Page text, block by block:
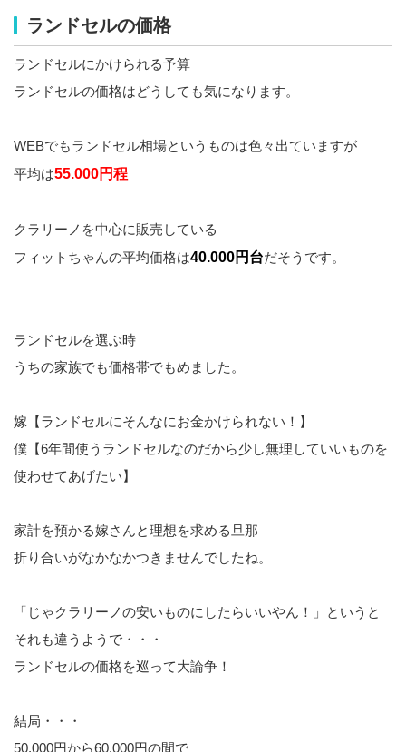
ランドセルの価格
ランドセルにかけられる予算
ランドセルの価格はどうしても気になります。
WEBでもランドセル相場というものは色々出ていますが
平均は55.000円程
クラリーノを中心に販売している
フィットちゃんの平均価格は40.000円台だそうです。
ランドセルを選ぶ時
うちの家族でも価格帯でもめました。
嫁【ランドセルにそんなにお金かけられない！】
僕【6年間使うランドセルなのだから少し無理していいものを
使わせてあげたい】
家計を預かる嫁さんと理想を求める旦那
折り合いがなかなかつきませんでしたね。
「じゃクラリーノの安いものにしたらいいやん！」というと
それも違うようで・・・
ランドセルの価格を巡って大論争！
結局・・・
50.000円から60.000円の間で